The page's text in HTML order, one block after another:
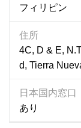
フィリピン
住所
4C, D & E,
d, Tierra
日本国内窓口
あり